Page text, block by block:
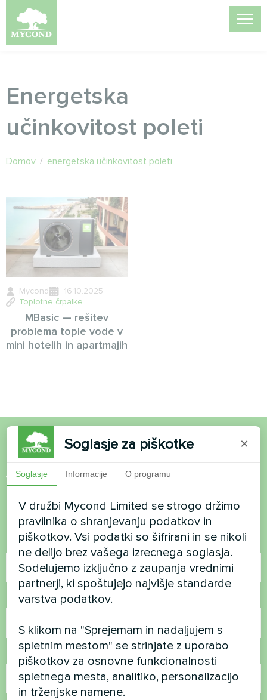
Energetska
učinkovitost poleti
Domov / energetska učinkovitost poleti
Mycond
16.10.2025
Toplotne črpalke
MBasic — rešitev
problema tople vode v
mini hotelih in apartmajih
Želite kupiti ali imate
vprašanja?
Stopite v stik z nami in pomagali vam bomo
Ime
Telefonska številka
E-pošta
Soglasje za piškotke ×
Soglasje Informacije O programu
V družbi Mycond Limited se strogo držimo
pravilnika o shranjevanju podatkov in
piškotkov. Vsi podatki so šifrirani in se nikoli
ne delijo brez vašega izrecnega soglasja.
Sodelujemo izključno z zaupanja vrednimi
partnerji, ki spoštujejo najvišje standarde
varstva podatkov.
S klikom na "Sprejemam in nadaljujem s
spletnim mestom" se strinjate z uporabo
piškotkov za osnovne funkcionalnosti
spletnega mesta, analitiko, personalizacijo
in trženjske namene.